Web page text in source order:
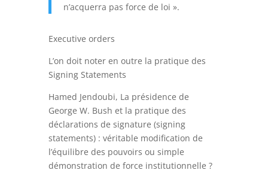
n’acquerra pas force de loi ».
Executive orders
L’on doit noter en outre la pratique des
Signing Statements
Hamed Jendoubi, La présidence de
George W. Bush et la pratique des
déclarations de signature (signing
statements) : véritable modification de
l’équilibre des pouvoirs ou simple
démonstration de force institutionnelle ?